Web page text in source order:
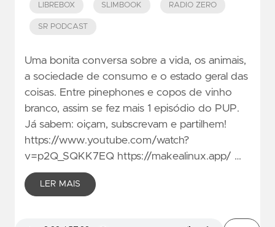
LIBREBOX SLIMBOOK RADIO ZERO
SR PODCAST
Uma bonita conversa sobre a vida, os animais,
a sociedade de consumo e o estado geral das
coisas. Entre pinephones e copos de vinho
branco, assim se fez mais 1 episódio do PUP.
Já sabem: oiçam, subscrevam e partilhem!
https://www.youtube.com/watch?
v=p2Q_SQKK7EQ https://makealinux.app/ …
LER MAIS